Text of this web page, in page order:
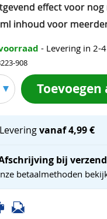
effect voor
inhoud voor
- Levering in 2-
908
Leveringvanaf 4,99 €
bij
betaalmethoden